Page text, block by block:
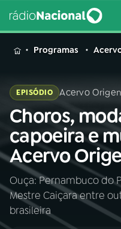
MENU
Buscar
na
Rádio
Nacional
INÍCIO
Programas
EPISÓDIO Acervo
Choros,
capoeira e
Acervo
Ouça: Pernambuco do
Mestre Caiçara entre
brasileira